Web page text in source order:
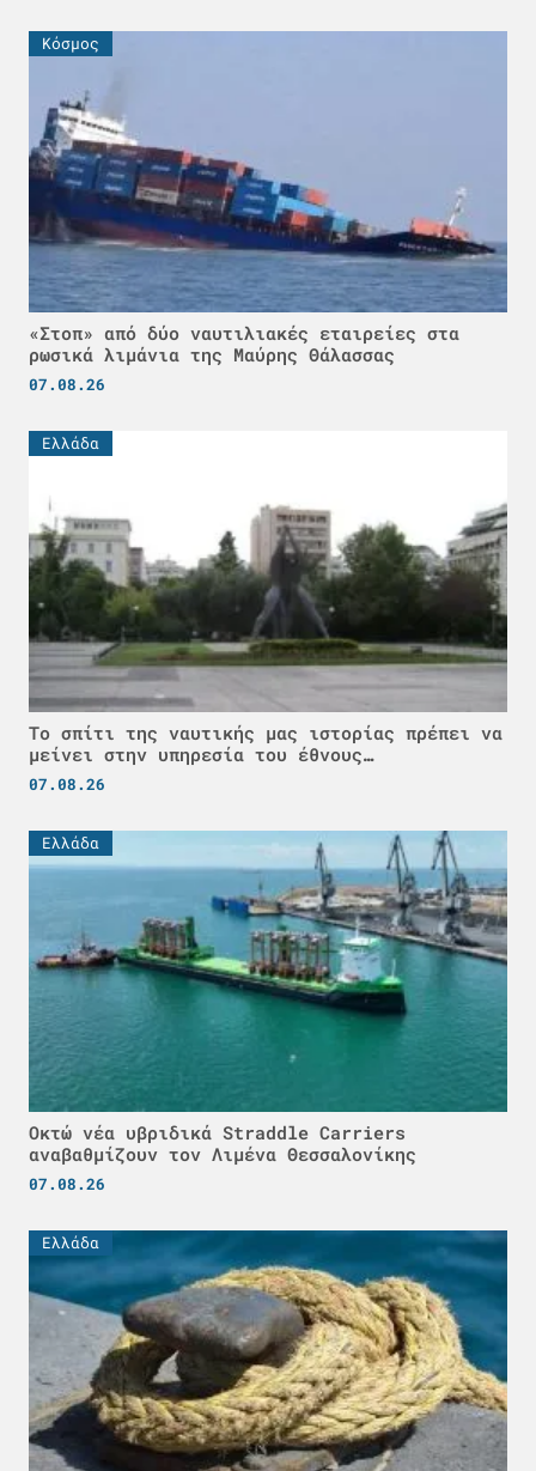
Κόσμος
«Στοπ» από δύο ναυτιλιακές εταιρείες στα
ρωσικά λιμάνια της Μαύρης Θάλασσας
07.08.26
Ελλάδα
Το σπίτι της ναυτικής μας ιστορίας πρέπει να
μείνει στην υπηρεσία του έθνους…
07.08.26
Ελλάδα
Οκτώ νέα υβριδικά Straddle Carriers
αναβαθμίζουν τον Λιμένα Θεσσαλονίκης
07.08.26
Ελλάδα